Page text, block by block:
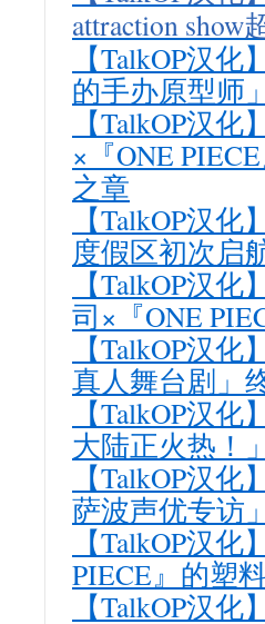
attraction
【TalkOP汉
的手办原型师
【TalkOP汉
×『ONE
之章
【TalkOP汉
度假区初次启
【TalkOP汉
司×『ONE
【TalkOP汉
真人舞台剧」
【TalkOP汉
大陆正火热！
【TalkOP汉
萨波声优专访
【TalkOP汉
PIECE』的塑
【TalkOP汉